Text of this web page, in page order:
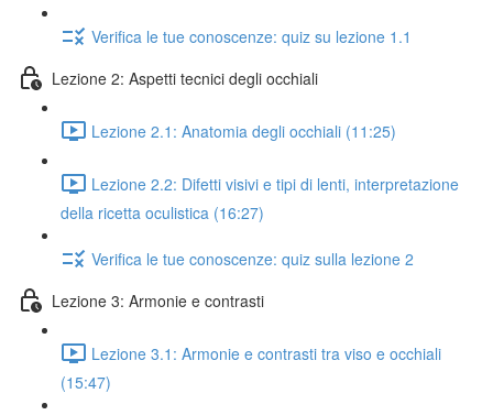
Verifica le tue conoscenze: quiz su lezione 1.1
Lezione 2: Aspetti tecnici degli occhiali
Lezione 2.1: Anatomia degli occhiali (11:25)
Lezione 2.2: Difetti visivi e tipi di lenti, interpretazione
della ricetta oculistica (16:27)
Verifica le tue conoscenze: quiz sulla lezione 2
Lezione 3: Armonie e contrasti
Lezione 3.1: Armonie e contrasti tra viso e occhiali
(15:47)